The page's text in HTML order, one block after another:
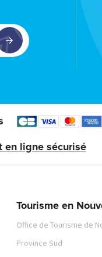
en ligne sécurisé
Tourisme en
Office de Tourisme de
Province Sud